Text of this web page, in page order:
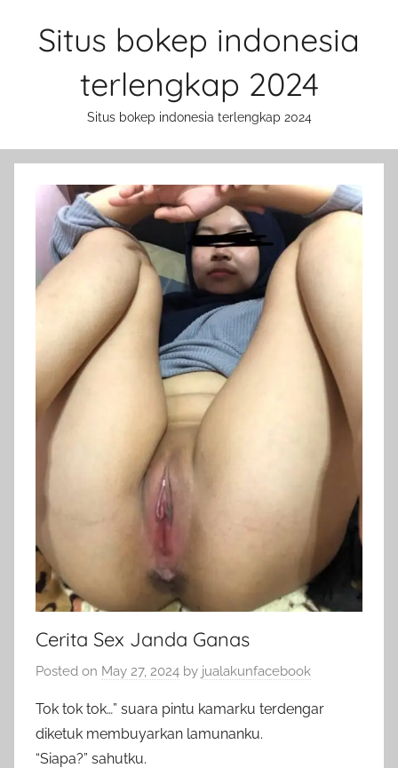
Situs bokep indonesia
terlengkap 2024
Situs bokep indonesia terlengkap 2024
Cerita Sex Janda Ganas
Posted on May 27, 2024 by jualakunfacebook
Tok tok tok…” suara pintu kamarku terdengar
diketuk membuyarkan lamunanku.
“Siapa?” sahutku.